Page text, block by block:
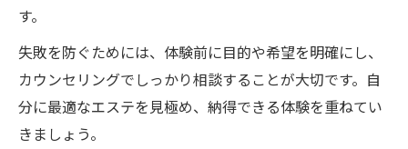
す。
失敗を防ぐためには、体験前に目的や希望を明確にし、
カウンセリングでしっかり相談することが大切です。自
分に最適なエステを見極め、納得できる体験を重ねてい
きましょう。